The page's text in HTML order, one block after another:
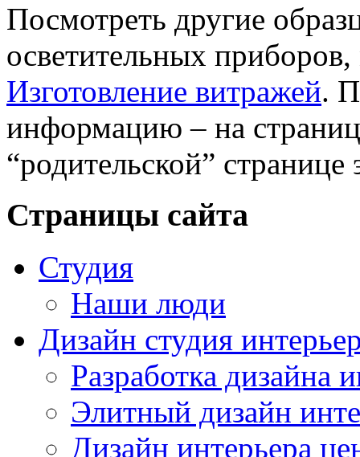
Посмотреть другие
осветительных
Изготовление витражей.
информацию – на
“родительской” странице
Страницы сайта
Студия
Наши люди
Дизайн студия
Разработка дизайна
Элитный дизайн
Дизайн интерьера